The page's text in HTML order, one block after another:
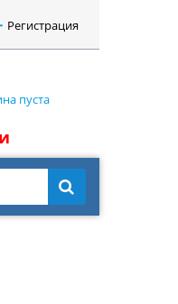
Регистрация
пуста